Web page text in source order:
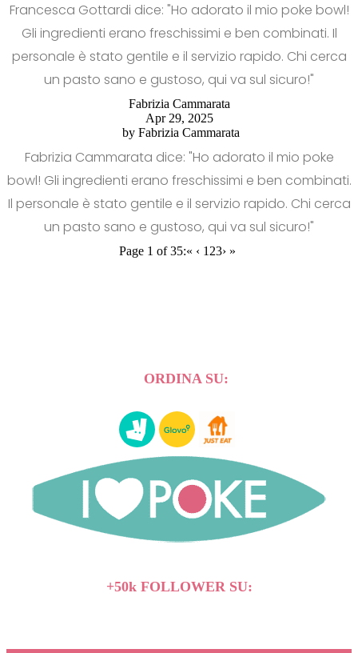
Francesca Gottardi dice: "Ho adorato il mio poke bowl!
Gli ingredienti erano freschissimi e ben combinati. Il
personale è stato gentile e il servizio rapido. Chi cerca
un pasto sano e gustoso, qui va sul sicuro!"
Fabrizia Cammarata
Apr 29, 2025
by Fabrizia Cammarata
Fabrizia Cammarata dice: "Ho adorato il mio poke
bowl! Gli ingredienti erano freschissimi e ben combinati.
Il personale è stato gentile e il servizio rapido. Chi cerca
un pasto sano e gustoso, qui va sul sicuro!"
Page 1 of 35:« ‹ 1 23› »
ORDINA SU:
+50k FOLLOWER SU: